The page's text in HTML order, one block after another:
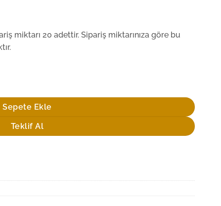
miktarı 20 adettir. Sipariş miktarınıza göre bu
adet
Sepete Ekle
Teklif Al